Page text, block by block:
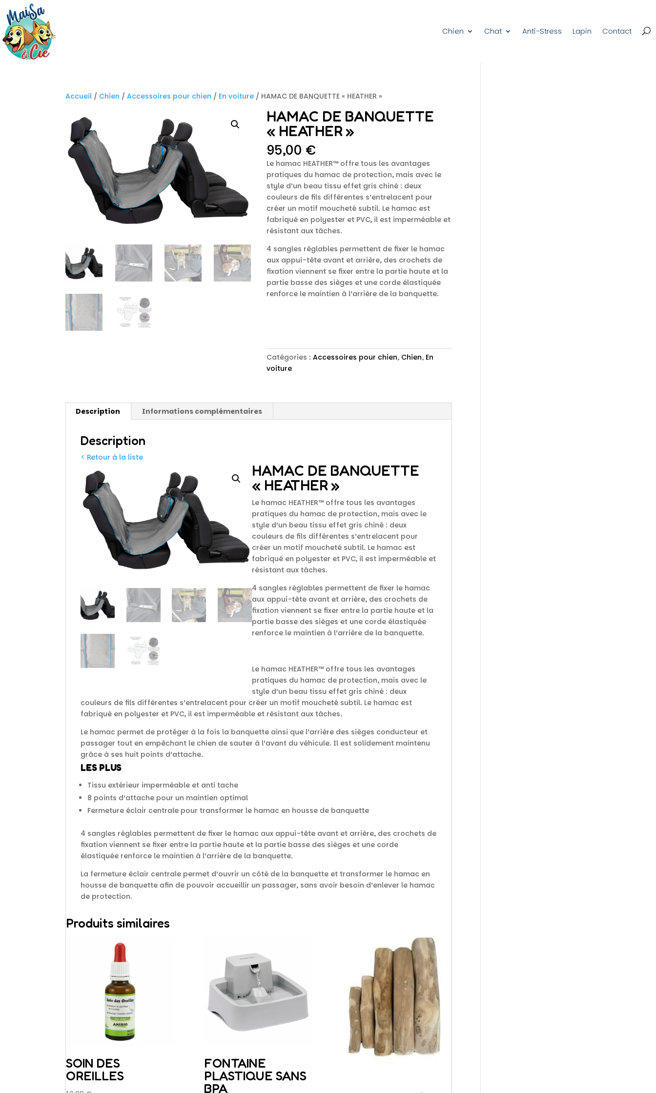
Chien Chat Anti-Stress Lapin Contact
Accueil / Chien /Accessoires pour chien / En voiture / HAMAC DE BANQUETTE « HEATHER »
HAMAC DE BANQUETTE
« HEATHER »
95,00 €
Le hamac HEATHER™ offre tous les avantages
pratiques du hamac de protection, mais avec le
style d’un beau tissu effet gris chiné : deux
couleurs de fils différentes s’entrelacent pour
créer un motif moucheté subtil. Le hamac est
fabriqué en polyester et PVC, il est imperméable et
résistant aux tâches.
4 sangles réglables permettent de fixer le hamac
aux appui-tête avant et arrière, des crochets de
fixation viennent se fixer entre la partie haute et la
partie basse des sièges et une corde élastiquée
renforce le maintien à l’arrière de la banquette.
Catégories :Accessoires pour chien, Chien, En
voiture
Description Informations complémentaires
Description
< Retour à la liste
HAMAC DE BANQUETTE
« HEATHER »
Le hamac HEATHER™ offre tous les avantages
pratiques du hamac de protection, mais avec le
style d’un beau tissu effet gris chiné : deux
couleurs de fils différentes s’entrelacent pour
créer un motif moucheté subtil. Le hamac est
fabriqué en polyester et PVC, il est imperméable et
résistant aux tâches.
4 sangles réglables permettent de fixer le hamac
aux appui-tête avant et arrière, des crochets de
fixation viennent se fixer entre la partie haute et la
partie basse des sièges et une corde élastiquée
renforce le maintien à l’arrière de la banquette.
Le hamac HEATHER™ offre tous les avantages
pratiques du hamac de protection, mais avec le
style d’un beau tissu effet gris chiné : deux
couleurs de fils différentes s’entrelacent pour créer un motif moucheté subtil. Le hamac est
fabriqué en polyester et PVC, il est imperméable et résistant aux tâches.
Le hamac permet de protéger à la fois la banquette ainsi que l’arrière des sièges conducteur et
passager tout en empêchant le chien de sauter à l’avant du véhicule. Il est solidement maintenu
grâce à ses huit points d’attache.
LES PLUS
Tissu extérieur imperméable et anti tache
8 points d’attache pour un maintien optimal
Fermeture éclair centrale pour transformer le hamac en housse de banquette
4 sangles réglables permettent de fixer le hamac aux appui-tête avant et arrière, des crochets de
fixation viennent se fixer entre la partie haute et la partie basse des sièges et une corde
élastiquée renforce le maintien à l’arrière de la banquette.
La fermeture éclair centrale permet d’ouvrir un côté de la banquette et transformer le hamac en
housse de banquette afin de pouvoir accueillir un passager, sans avoir besoin d’enlever le hamac
de protection.
Produits similaires
SOIN DES
OREILLES
FONTAINE
PLASTIQUE SANS
BPA